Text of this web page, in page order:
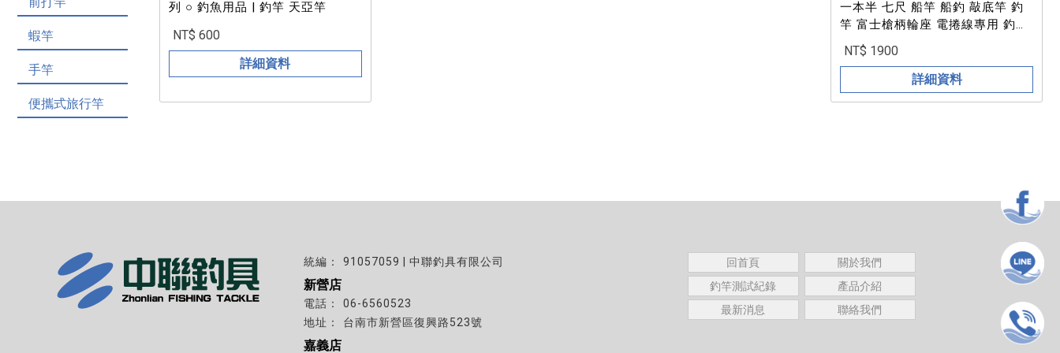
蝦竿
手竿
便攜式旅行竿
列 ○ 釣魚用品 | 釣竿 天亞竿
NT$ 600
詳細資料
一本半 七尺 船竿 船釣 敲底竿 釣
竿 富士槍柄輪座 電捲線專用 釣
魚/釣蝦
NT$ 1900
詳細資料
91057059 | 中聯釣具有限公司
新營店
06-6560523
台南市新營區復興路523號
嘉義店
回首頁
關於我們
釣竿測試紀錄
產品介紹
最新消息
聯絡我們